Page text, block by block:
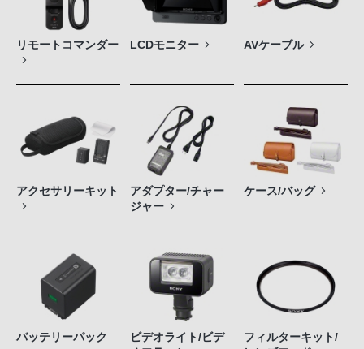
リモートコマンダー LCDモニター AVケーブル
アクセサリーキット
アダプター/チャー
ジャー
ケース/バッグ
バッテリーパック
ビデオライト/ビデ
フィルターキット/